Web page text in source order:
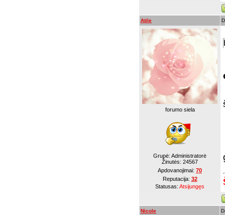
Atile
forumo siela
Grupė: Administratorė
Žinutės: 24567
Apdovanojimai: 70
Reputacija: 32
Statusas: Atsijungęs
Nicole